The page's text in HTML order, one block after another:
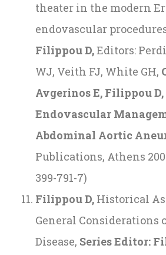
theater in the modern
endovascular
Filippou D,Editors:
WJ, Veith FJ, White GH,
Avgerinos E, Filippou
Endovascular
Abdominal Aortic
Publications, Athens
399-791-7)
Filippou D, Historical
General Considerations
Disease, Series Editor: